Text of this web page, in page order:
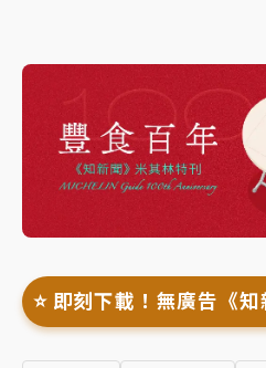
⭐️ 即刻下載！無廣告《